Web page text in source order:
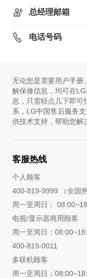
总经理邮箱
电话号码
无论您是需要用户手册
解保修信息，均可在
息，只需轻点几下即可
系，LG中国售后服务
供技术支持，帮助您解
客服热线
个人顾客
400-819-9999 （全国热
周一至周日：
电视/显示器商用顾客
周一至周日：
400-819-0011
多联机顾客
周一至周日：